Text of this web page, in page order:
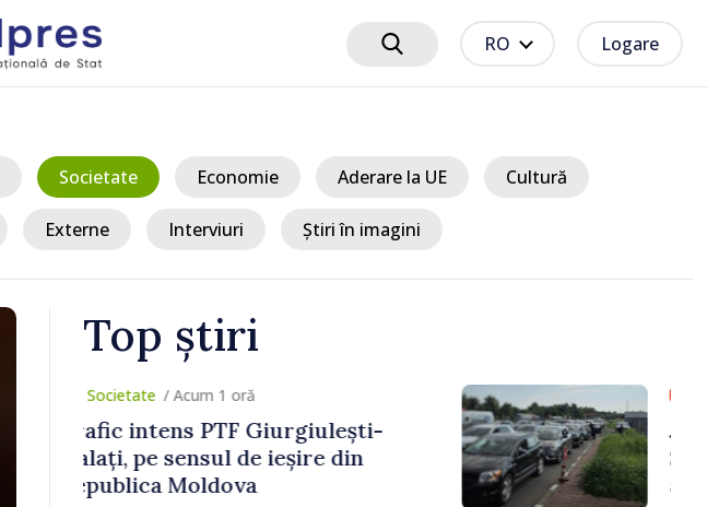
RO Logare
Societate Economie Aderare la UE Cultură
Externe Interviuri Știri în imagini
Top știri
/ Acum 1 oră
Joseph Burkhalter, confirmat de
Senatul SUA în calitate de viitor
ambasador în Republica Moldova